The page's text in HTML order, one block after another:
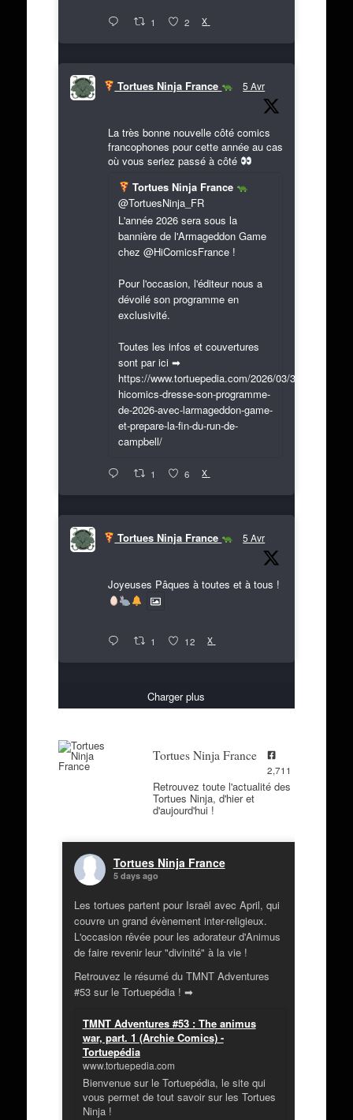
1 2 X
Tortues Ninja France 5 Avr
La très bonne nouvelle côté comics
francophones pour cette année au cas
où vous seriez passé à côté
Tortues Ninja France
@TortuesNinja_FR
L'année 2026 sera sous la
bannière de l'Armageddon Game
chez @HiComicsFrance !
Pour l'occasion, l'éditeur nous a
dévoilé son programme en
exclusivité.
Toutes les infos et couvertures
sont par ici ➡
https://www.tortuepedia.com/2026/03/31/exclusif-
hicomics-dresse-son-programme-
de-2026-avec-larmageddon-game-
et-prepare-la-fin-du-run-de-
campbell/
1 6 X
Tortues Ninja France 5 Avr
Joyeuses Pâques à toutes et à tous !
1 12 X
Charger plus
Tortues Ninja France
2,711
Retrouvez toute l'actualité des
Tortues Ninja, d'hier et
d'aujourd'hui !
Tortues Ninja France
5 days ago
Les tortues partent pour Israël avec April, qui
couvre un grand évènement inter-religieux.
L'occasion rêvée pour les adorateur d'Animus
de faire revenir leur "divinité" à la vie !
Retrouvez le résumé du TMNT Adventures
#53 sur le Tortuepédia ! ➡
TMNT Adventures #53 : The animus
war, part. 1 (Archie Comics) -
Tortuepédia
www.tortuepedia.com
Bienvenue sur le Tortuepédia, le site qui
vous permet de tout savoir sur les Tortues
Ninja !